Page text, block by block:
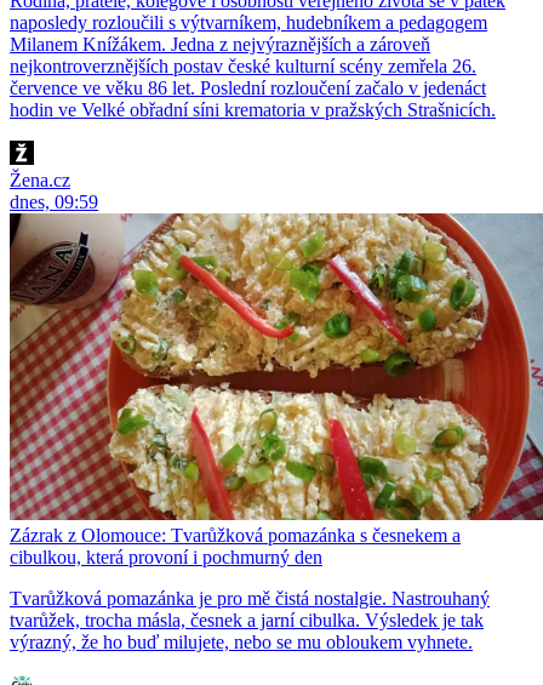
naposledy rozloučili s výtvarníkem, hudebníkem a pedagogem
Milanem Knížákem. Jedna z nejvýraznějších a zároveň
nejkontroverznějších postav české kulturní scény zemřela 26.
července ve věku 86 let. Poslední rozloučení začalo v jedenáct
hodin ve Velké obřadní síni krematoria v pražských Strašnicích.
Žena.cz
dnes, 09:59
Zázrak z Olomouce: Tvarůžková pomazánka s česnekem a
cibulkou, která provoní i pochmurný den
Tvarůžková pomazánka je pro mě čistá nostalgie. Nastrouhaný
tvarůžek, trocha másla, česnek a jarní cibulka. Výsledek je tak
výrazný, že ho buď milujete, nebo se mu obloukem vyhnete.